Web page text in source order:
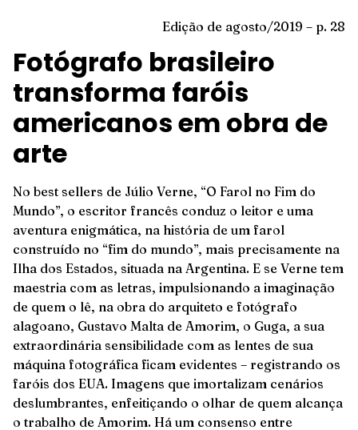
Edição de agosto/2019 – p. 28
Fotógrafo brasileiro
transforma faróis
americanos em obra de
arte
No best sellers de Júlio Verne, “O Farol no Fim do
Mundo”, o escritor francês conduz o leitor e uma
aventura enigmática, na história de um farol
construído no “fim do mundo”, mais precisamente na
Ilha dos Estados, situada na Argentina. E se Verne tem
maestria com as letras, impulsionando a imaginação
de quem o lê, na obra do arquiteto e fotógrafo
alagoano, Gustavo Malta de Amorim, o Guga, a sua
extraordinária sensibilidade com as lentes de sua
máquina fotográfica ficam evidentes – registrando os
faróis dos EUA. Imagens que imortalizam cenários
deslumbrantes, enfeitiçando o olhar de quem alcança
o trabalho de Amorim. Há um consenso entre